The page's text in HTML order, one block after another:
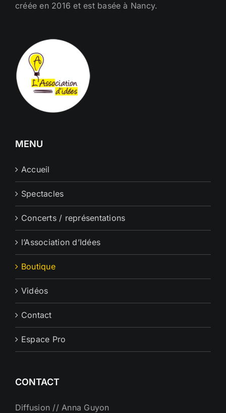
créée en 2016 et est basée à Nancy.
MENU
Accueil
Spectacles
Concerts / représentations
l’Association d’Idées
Boutique
Vidéos
Contact
Espace Pro
CONTACT
Diffusion // Anna Guyon